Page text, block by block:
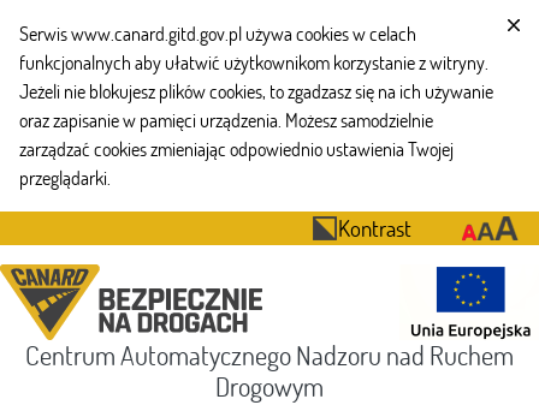
Serwis www.canard.gitd.gov.pl używa cookies w celach
funkcjonalnych aby ułatwić użytkownikom korzystanie z witryny.
Jeżeli nie blokujesz plików cookies, to zgadzasz się na ich używanie
oraz zapisanie w pamięci urządzenia. Możesz samodzielnie
zarządzać cookies zmieniając odpowiednio ustawienia Twojej
przeglądarki.
Kontrast
Centrum Automatycznego Nadzoru nad Ruchem
Drogowym